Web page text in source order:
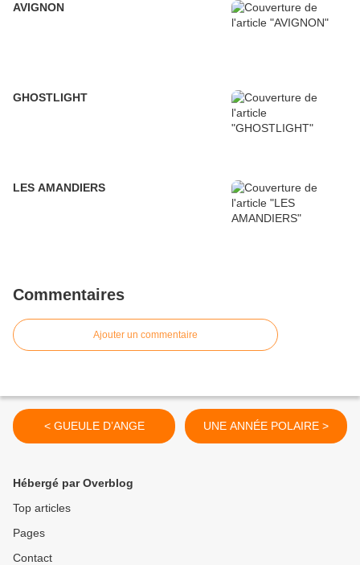
AVIGNON
GHOSTLIGHT
LES AMANDIERS
Commentaires
Ajouter un commentaire
< GUEULE D’ANGE UNE ANNÉE POLAIRE >
Hébergé par Overblog
Top articles
Pages
Contact